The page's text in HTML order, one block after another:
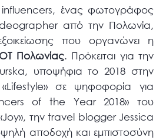
influencers, ένας φωτογράφος
από την Πολωνία,
που οργανώνει η
Πολωνίας. Πρόκειται για την
υποψήφια το 2018 στην
«Lifestyle» σε ψηφοφορία για
of the Year 2018» του
«Joy», την travel blogger Jessica
αποδοχή και εμπιστοσύνη